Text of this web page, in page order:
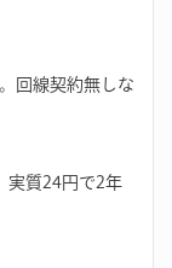
回線契約無しな
実質24円で2年